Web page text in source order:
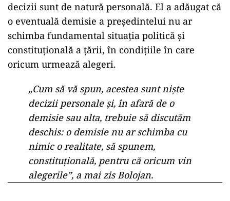
decizii sunt de natură personală. El a adăugat că
o eventuală demisie a președintelui nu ar
schimba fundamental situația politică și
constituțională a țării, în condițiile în care
oricum urmează alegeri.
„Cum să vă spun, acestea sunt nişte
decizii personale şi, în afară de o
demisie sau alta, trebuie să discutăm
deschis: o demisie nu ar schimba cu
nimic o realitate, să spunem,
constituţională, pentru că oricum vin
alegerile”, a mai zis Bolojan.